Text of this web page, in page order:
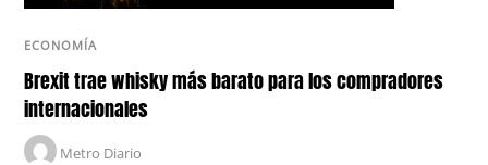
ECONOMÍA
Brexit trae whisky más barato para los compradores
internacionales
Metro Diario